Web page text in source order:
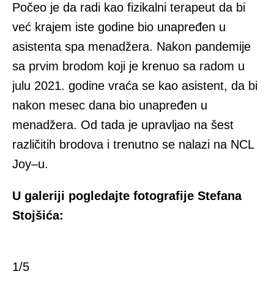
Počeo je da radi kao fizikalni terapeut da bi
već krajem iste godine bio unapređen u
asistenta spa menadžera. Nakon pandemije
sa prvim brodom koji je krenuo sa radom u
julu 2021. godine vraća se kao asistent, da bi
nakon mesec dana bio unapređen u
menadžera. Od tada je upravljao na šest
različitih brodova i trenutno se nalazi na NCL
Joy–u.
U galeriji pogledajte fotografije Stefana
Stojšića:
1/5